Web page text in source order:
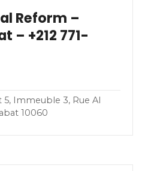
Reform –
– +212 771-
Immeuble 3, Rue Al
10060